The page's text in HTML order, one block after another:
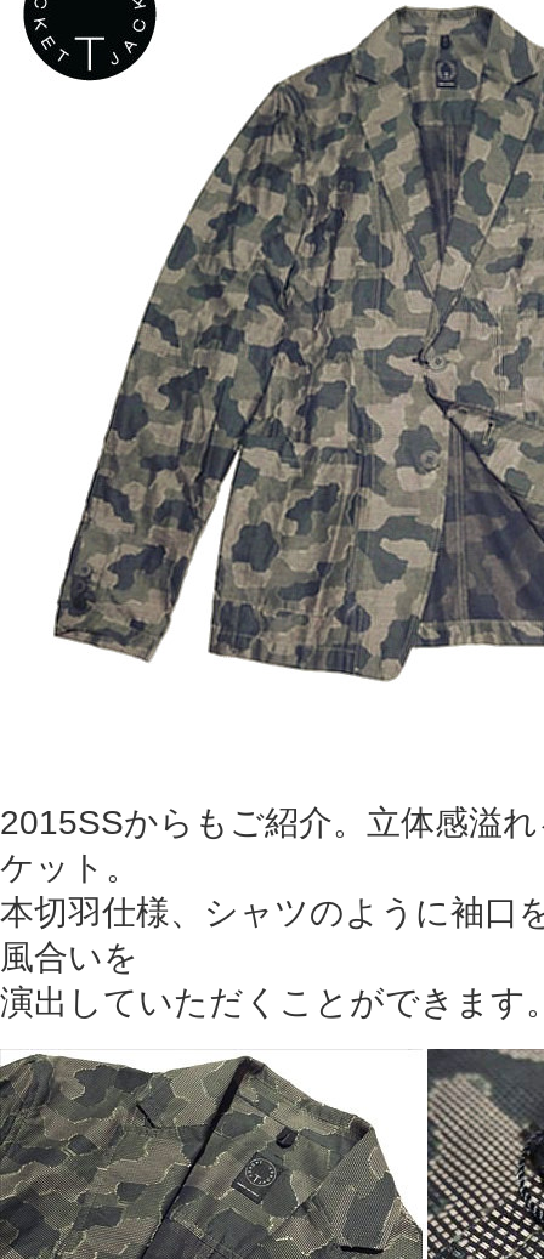
2015SSからもご紹介。立体感溢
ケット。
本切羽仕様、シャツのように袖口
風合いを
演出していただくことができます